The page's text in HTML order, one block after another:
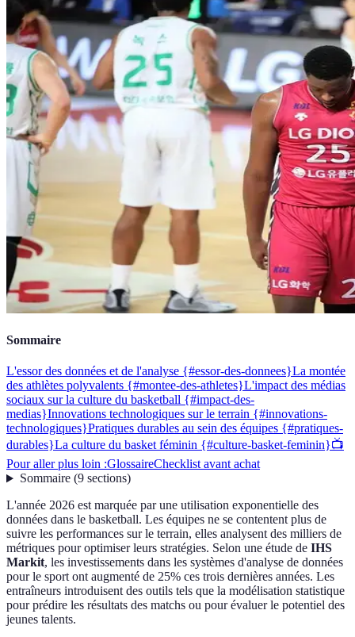
Sommaire
L'essor des données et de l'analyse {#essor-des-donnees}La montée
des athlètes polyvalents {#montee-des-athletes}L'impact des médias
sociaux sur la culture du basketball {#impact-des-
medias}Innovations technologiques sur le terrain {#innovations-
technologiques}Pratiques durables au sein des équipes {#pratiques-
durables}La culture du basket féminin {#culture-basket-feminin}📺
Pour aller plus loin :GlossaireChecklist avant achat
Sommaire(9 sections)
L'année 2026 est marquée par une utilisation exponentielle des
données dans le basketball. Les équipes ne se contentent plus de
suivre les performances sur le terrain, elles analysent des milliers de
métriques pour optimiser leurs stratégies. Selon une étude de IHS
Markit, les investissements dans les systèmes d'analyse de données
pour le sport ont augmenté de 25% ces trois dernières années. Les
entraîneurs introduisent des outils tels que la modélisation statistique
pour prédire les résultats des matchs ou pour évaluer le potentiel des
jeunes talents.